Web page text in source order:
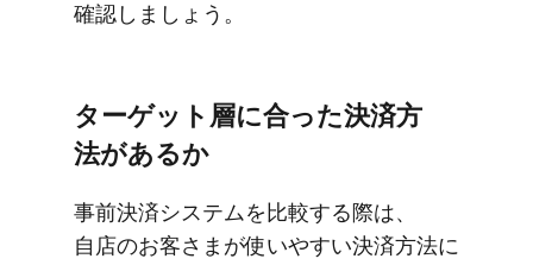
確認しましょう。
ターゲット層に​合った​決済方​
法が​あるか
事前決済システムを​比較する​際は、​
自店の​お客さまが​使いやすい​決済方​法に​